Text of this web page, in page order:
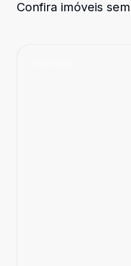
Confira imóveis